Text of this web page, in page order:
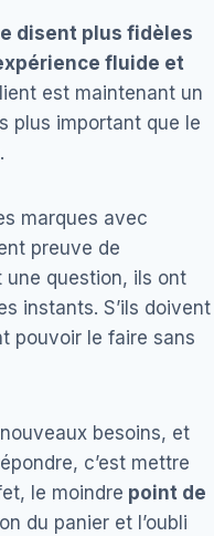
disent plus fidèles
fluide et
est maintenant un
plus important que le
marques avec
preuve de
une question, ils ont
instants. S’ils doivent
pouvoir le faire sans
besoins, et
c’est mettre
le moindre point de
du panier et l’oubli